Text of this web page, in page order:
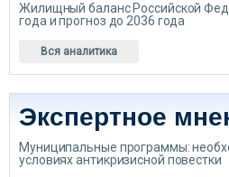
Жилищный баланс Российской
года и прогноз до 2036 года
Вся аналитика
Экспертное
Муниципальные программы:
условиях антикризисной повестки